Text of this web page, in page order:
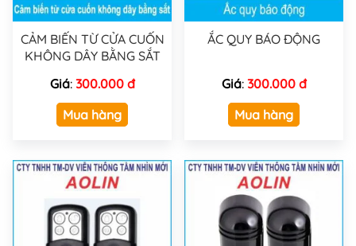
CẢM BIẾN TỪ CỬA CUỐN
KHÔNG DÂY BẰNG SẮT
Giá: 300.000 đ
Mua hàng
ẮC QUY BÁO ĐỘNG
Giá: 300.000 đ
Mua hàng